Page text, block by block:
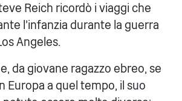
Reich ricordò i viaggi che
l'infanzia durante la guerra
Angeles.
da giovane ragazzo ebreo, se
Europa a quel tempo, il suo